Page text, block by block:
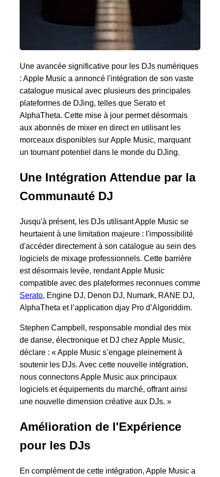
Une avancée significative pour les DJs numériques
: Apple Music a annoncé l'intégration de son vaste
catalogue musical avec plusieurs des principales
plateformes de DJing, telles que Serato et
AlphaTheta. Cette mise à jour permet désormais
aux abonnés de mixer en direct en utilisant les
morceaux disponibles sur Apple Music, marquant
un tournant potentiel dans le monde du DJing.
Une Intégration Attendue par la
Communauté DJ
Jusqu'à présent, les DJs utilisant Apple Music se
heurtaient à une limitation majeure : l'impossibilité
d'accéder directement à son catalogue au sein des
logiciels de mixage professionnels. Cette barrière
est désormais levée, rendant Apple Music
compatible avec des plateformes reconnues comme
Serato, Engine DJ, Denon DJ, Numark, RANE DJ,
AlphaTheta et l’application djay Pro d’Algoriddim.
Stephen Campbell, responsable mondial des mix
de danse, électronique et DJ chez Apple Music,
déclare : « Apple Music s’engage pleinement à
soutenir les DJs. Avec cette nouvelle intégration,
nous connectons Apple Music aux principaux
logiciels et équipements du marché, offrant ainsi
une nouvelle dimension créative aux DJs. »
Amélioration de l'Expérience
pour les DJs
En complément de cette intégration, Apple Music a